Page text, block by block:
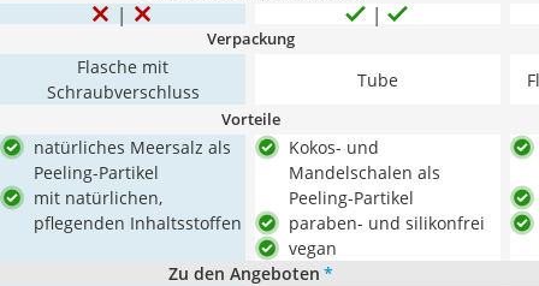
Verpackung
Flasche mit
Schraubverschluss
Tube
Vorteile
natürliches Meersalz als
Peeling-Partikel
mit natürlichen,
pflegenden Inhaltsstoffen
Kokos- und
Mandelschalen als
Peeling-Partikel
paraben- und silikonfrei
vegan
Zu den Angeboten *